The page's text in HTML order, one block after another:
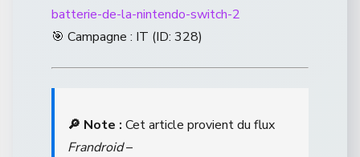
batterie-de-la-nintendo-switch-2
🎯 Campagne : IT (ID: 328)
🔎 Note : Cet article provient du flux
Frandroid–